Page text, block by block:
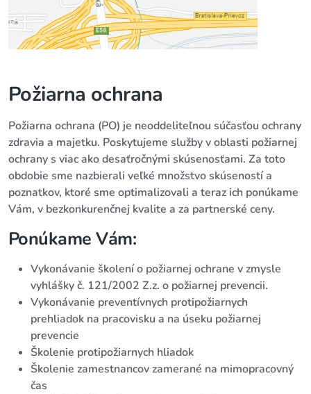
Požiarna ochrana
Požiarna ochrana (PO) je neoddeliteľnou súčasťou ochrany
zdravia a majetku. Poskytujeme služby v oblasti požiarnej
ochrany s viac ako desaťročnými skúsenosťami. Za toto
obdobie sme nazbierali veľké množstvo skúseností a
poznatkov, ktoré sme optimalizovali a teraz ich ponúkame
Vám, v bezkonkurenčnej kvalite a za partnerské ceny.
Ponúkame Vám:
Vykonávanie školení o požiarnej ochrane v zmysle
vyhlášky č. 121/2002 Z.z. o požiarnej prevencii.
Vykonávanie preventívnych protipožiarnych
prehliadok na pracovisku a na úseku požiarnej
prevencie
Školenie protipožiarnych hliadok
Školenie zamestnancov zamerané na mimopracovný
čas